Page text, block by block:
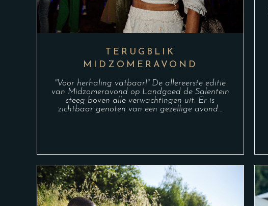
TERUGBLIK
MIDZOMERAVOND
"Voor herhaling vatbaar!" De allereerste editie
van Midzomeravond op Landgoed de Salentein
steeg boven alle verwachtingen uit. Er is
zichtbaar genoten van een gezellige avond…